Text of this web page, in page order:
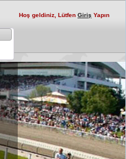
Hoş geldiniz, Lütfen Giriş Yapın
×